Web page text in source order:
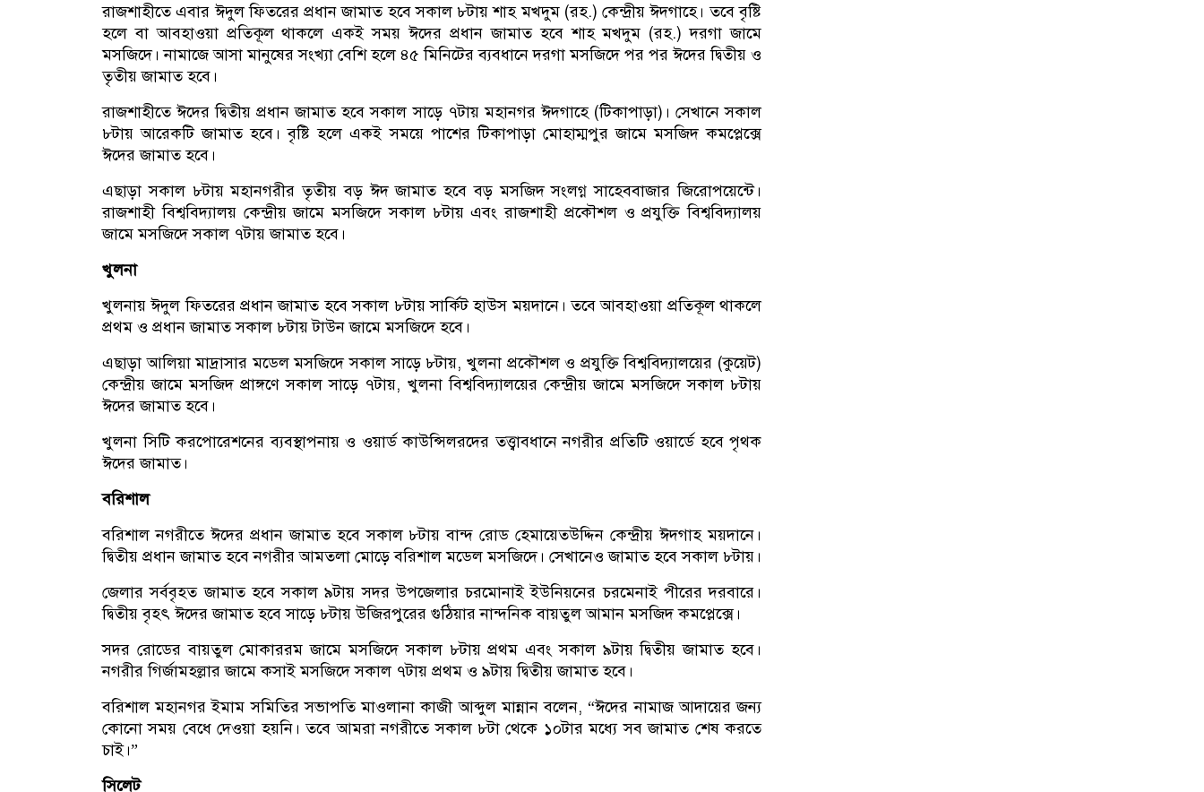
রাজশাহীতে এবার ঈদুল ফিতরের প্রধান জামাত হবে সকাল ৮টায় শাহ মখদুম (রহ.) কেন্দ্রীয় ঈদগাহে। তবে বৃষ্টি
হলে বা আবহাওয়া প্রতিকূল থাকলে একই সময় ঈদের প্রধান জামাত হবে শাহ মখদুম (রহ.) দরগা জামে
মসজিদে। নামাজে আসা মানুষের সংখ্যা বেশি হলে ৪৫ মিনিটের ব্যবধানে দরগা মসজিদে পর পর ঈদের দ্বিতীয় ও
তৃতীয় জামাত হবে।
রাজশাহীতে ঈদের দ্বিতীয় প্রধান জামাত হবে সকাল সাড়ে ৭টায় মহানগর ঈদগাহে (টিকাপাড়া)। সেখানে সকাল
৮টায় আরেকটি জামাত হবে। বৃষ্টি হলে একই সময়ে পাশের টিকাপাড়া মোহাম্মপুর জামে মসজিদ কমপ্লেক্সে
ঈদের জামাত হবে।
এছাড়া সকাল ৮টায় মহানগরীর তৃতীয় বড় ঈদ জামাত হবে বড় মসজিদ সংলগ্ন সাহেববাজার জিরোপয়েন্টে।
রাজশাহী বিশ্ববিদ্যালয় কেন্দ্রীয় জামে মসজিদে সকাল ৮টায় এবং রাজশাহী প্রকৌশল ও প্রযুক্তি বিশ্ববিদ্যালয়
জামে মসজিদে সকাল ৭টায় জামাত হবে।
খুলনা
খুলনায় ঈদুল ফিতরের প্রধান জামাত হবে সকাল ৮টায় সার্কিট হাউস ময়দানে। তবে আবহাওয়া প্রতিকূল থাকলে
প্রথম ও প্রধান জামাত সকাল ৮টায় টাউন জামে মসজিদে হবে।
এছাড়া আলিয়া মাদ্রাসার মডেল মসজিদে সকাল সাড়ে ৮টায়, খুলনা প্রকৌশল ও প্রযুক্তি বিশ্ববিদ্যালয়ের (কুয়েট)
কেন্দ্রীয় জামে মসজিদ প্রাঙ্গণে সকাল সাড়ে ৭টায়, খুলনা বিশ্ববিদ্যালয়ের কেন্দ্রীয় জামে মসজিদে সকাল ৮টায়
ঈদের জামাত হবে।
খুলনা সিটি করপোরেশনের ব্যবস্থাপনায় ও ওয়ার্ড কাউন্সিলরদের তত্ত্বাবধানে নগরীর প্রতিটি ওয়ার্ডে হবে পৃথক
ঈদের জামাত।
বরিশাল
বরিশাল নগরীতে ঈদের প্রধান জামাত হবে সকাল ৮টায় বান্দ রোড হেমায়েতউদ্দিন কেন্দ্রীয় ঈদগাহ ময়দানে।
দ্বিতীয় প্রধান জামাত হবে নগরীর আমতলা মোড়ে বরিশাল মডেল মসজিদে। সেখানেও জামাত হবে সকাল ৮টায়।
জেলার সর্ববৃহত জামাত হবে সকাল ৯টায় সদর উপজেলার চরমোনাই ইউনিয়নের চরমেনাই পীরের দরবারে।
দ্বিতীয় বৃহৎ ঈদের জামাত হবে সাড়ে ৮টায় উজিরপুরের গুঠিয়ার নান্দনিক বায়তুল আমান মসজিদ কমপ্লেক্সে।
সদর রোডের বায়তুল মোকাররম জামে মসজিদে সকাল ৮টায় প্রথম এবং সকাল ৯টায় দ্বিতীয় জামাত হবে।
নগরীর গির্জামহল্লার জামে কসাই মসজিদে সকাল ৭টায় প্রথম ও ৯টায় দ্বিতীয় জামাত হবে।
বরিশাল মহানগর ইমাম সমিতির সভাপতি মাওলানা কাজী আব্দুল মান্নান বলেন, “ঈদের নামাজ আদায়ের জন্য
কোনো সময় বেধে দেওয়া হয়নি। তবে আমরা নগরীতে সকাল ৮টা থেকে ১০টার মধ্যে সব জামাত শেষ করতে
চাই।”
সিলেট